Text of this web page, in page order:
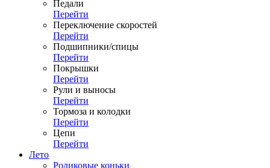
Педали
Перейти
Переключение скоростей
Перейти
Подшипники/спицы
Перейти
Покрышки
Перейти
Рули и выносы
Перейти
Тормоза и колодки
Перейти
Цепи
Перейти
Лето
Роликовые коньки